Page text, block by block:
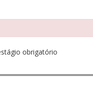
obrigatório